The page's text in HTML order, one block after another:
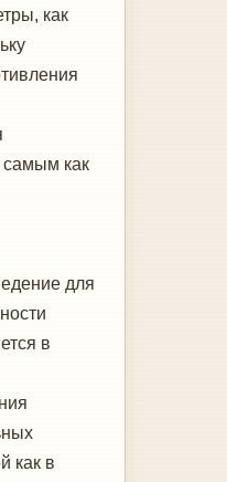
как
самым как
для
в
как в